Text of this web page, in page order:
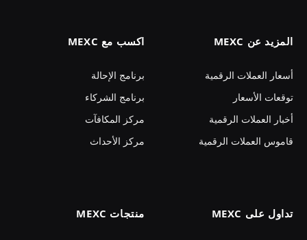
المزيد عن MEXC
أسعار العملات الرقمية
توقعات الأسعار
أخبار العملات الرقمية
قاموس العملات الرقمية
اكسب مع MEXC
برنامج الإحالة
برنامج الشركاء
مركز المكافآت
مركز الأحداث
تداول على MEXC منتجات MEXC